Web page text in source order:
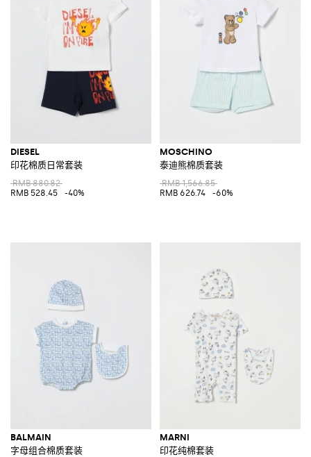
DIESEL
印花棉质日常套装
RMB 880.82
RMB 528.45
-40%
MOSCHINO
泰迪熊棉质套装
RMB 1,566.85
RMB 626.74
-60%
BALMAIN
字母组合棉质套装
MARNI
印花纯棉套装